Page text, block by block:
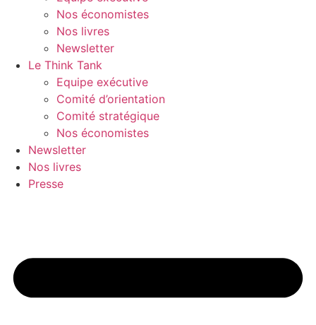
Nos économistes
Nos livres
Newsletter
Le Think Tank
Equipe exécutive
Comité d’orientation
Comité stratégique
Nos économistes
Newsletter
Nos livres
Presse